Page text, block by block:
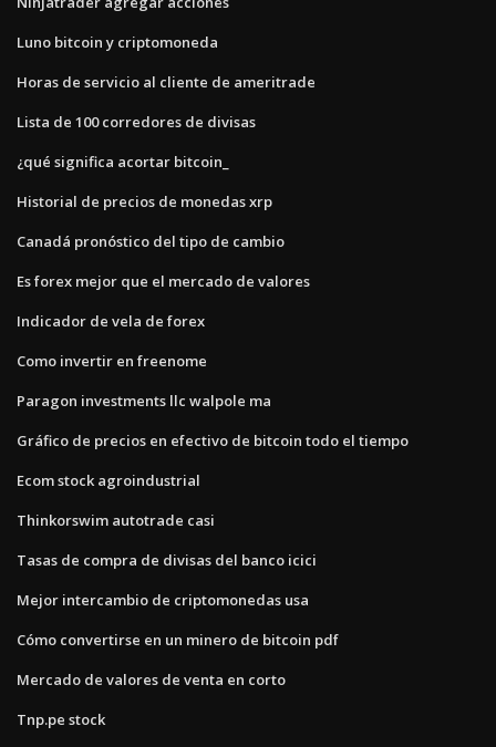
Luno bitcoin y criptomoneda
Horas de servicio al cliente de ameritrade
Lista de 100 corredores de divisas
¿qué significa acortar bitcoin_
Historial de precios de monedas xrp
Canadá pronóstico del tipo de cambio
Es forex mejor que el mercado de valores
Indicador de vela de forex
Como invertir en freenome
Paragon investments llc walpole ma
Gráfico de precios en efectivo de bitcoin todo el tiempo
Ecom stock agroindustrial
Thinkorswim autotrade casi
Tasas de compra de divisas del banco icici
Mejor intercambio de criptomonedas usa
Cómo convertirse en un minero de bitcoin pdf
Mercado de valores de venta en corto
Tnp.pe stock